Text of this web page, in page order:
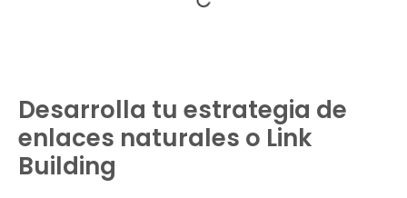
Desarrolla tu estrategia de
enlaces naturales o Link
Building